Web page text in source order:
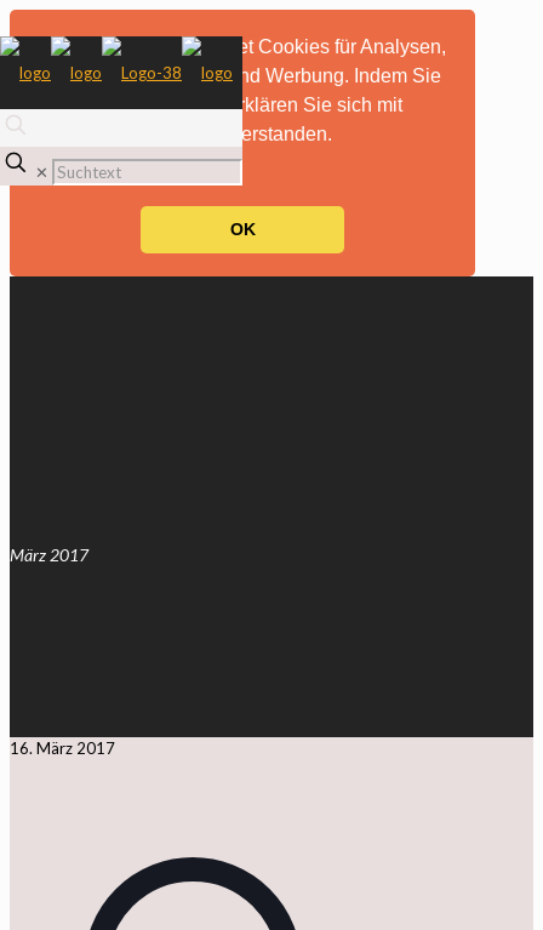
Diese Website verwendet Cookies für Analysen,
personalisierte Inhalte und Werbung. Indem Sie
diese Website nutzen, erklären Sie sich mit
dieser Verwendung einverstanden.
mehr Informationen
OK
✕
März 2017
16. März 2017